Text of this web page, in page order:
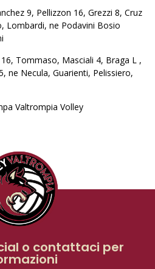
9, Pellizzon 16, Grezzi 8, Cruz
Lombardi, ne Podavini Bosio
Tommaso, Masciali 4, Braga L ,
ne Necula, Guarienti, Pelissiero,
Valtrompia Volley
o contattaci per